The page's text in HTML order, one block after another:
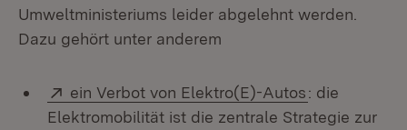
Umweltministeriums leider abgelehnt werden.
Dazu gehört unter anderem
Extern:
ein Verbot von Elektro(E)-Autos(Öffnet in
: die
Elektromobilität ist die zentrale Strategie zur